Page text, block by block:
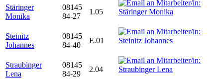
Stäringer
Monika
08145
84-27
1.05
Steinitz
Johannes
08145
84-40
E.01
Straubinger
Lena
08145
84-29
2.04